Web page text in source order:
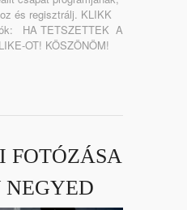
és regisztrálj. KLIKK
HA TETSZETTEK A
OT! KÖSZÖNÖM!
FOTÓZÁSA
NEGYED